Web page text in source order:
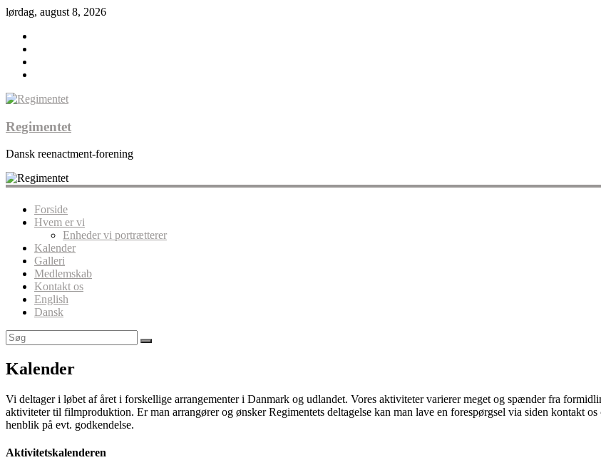
lørdag, august 8, 2026
Regimentet
Dansk reenactment-forening
Forside
Hvem er vi
Enheder vi portrætterer
Kalender
Galleri
Medlemskab
Kontakt os
English
Dansk
Kalender
Vi deltager i løbet af året i forskellige arrangementer i Danmark og udlandet. Vores aktiviteter varierer meget og spænder fra
aktiviteter til filmproduktion. Er man arrangører og ønsker Regimentets deltagelse kan man lave en forespørgsel via siden kontakt os
henblik på evt. godkendelse.
Aktivitetskalenderen